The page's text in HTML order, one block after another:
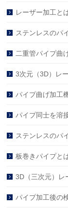
レーザー加工と
ステンレスのパ
二重管パイプ曲
3次元（3D）レ
パイプ曲げ加工
パイプ同士を溶
ステンレスのパ
板巻きパイプと
3D（三次元）レ
パイプ加工後の